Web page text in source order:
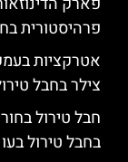
פרהיסטורית
צילר בחבל
חבל טירול
בחבל טירול